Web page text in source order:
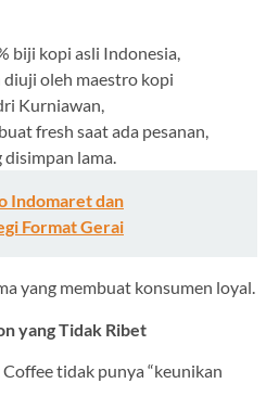
biji kopi asli Indonesia,
oleh maestro kopi
Kurniawan,
fresh saat ada pesanan,
disimpan lama.
Indomaret dan
Format Gerai
yang membuat konsumen loyal.
yang Tidak Ribet
tidak punya “keunikan